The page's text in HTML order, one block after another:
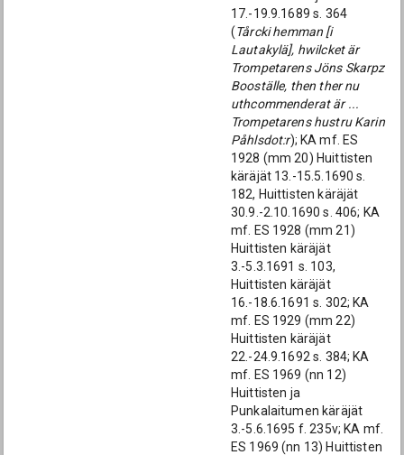
17.-19.9.1689 s. 364
(Tårcki hemman [i
Lautakylä], hwilcket är
Trompetarens Jöns Skarpz
Booställe, then ther nu
uthcommenderat är ...
Trompetarens hustru Karin
Påhlsdot:r); KA mf. ES
1928 (mm 20) Huittisten
käräjät 13.-15.5.1690 s.
182, Huittisten käräjät
30.9.-2.10.1690 s. 406; KA
mf. ES 1928 (mm 21)
Huittisten käräjät
3.-5.3.1691 s. 103,
Huittisten käräjät
16.-18.6.1691 s. 302; KA
mf. ES 1929 (mm 22)
Huittisten käräjät
22.-24.9.1692 s. 384; KA
mf. ES 1969 (nn 12)
Huittisten ja
Punkalaitumen käräjät
3.-5.6.1695 f. 235v; KA mf.
ES 1969 (nn 13) Huittisten